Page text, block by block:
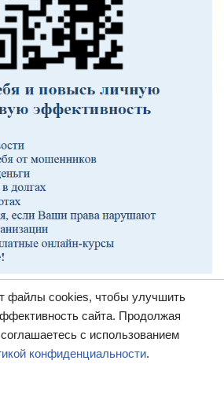
файлы cookies, чтобы улучшить
сайта. Продолжая
с использованием
конфиденциальности.